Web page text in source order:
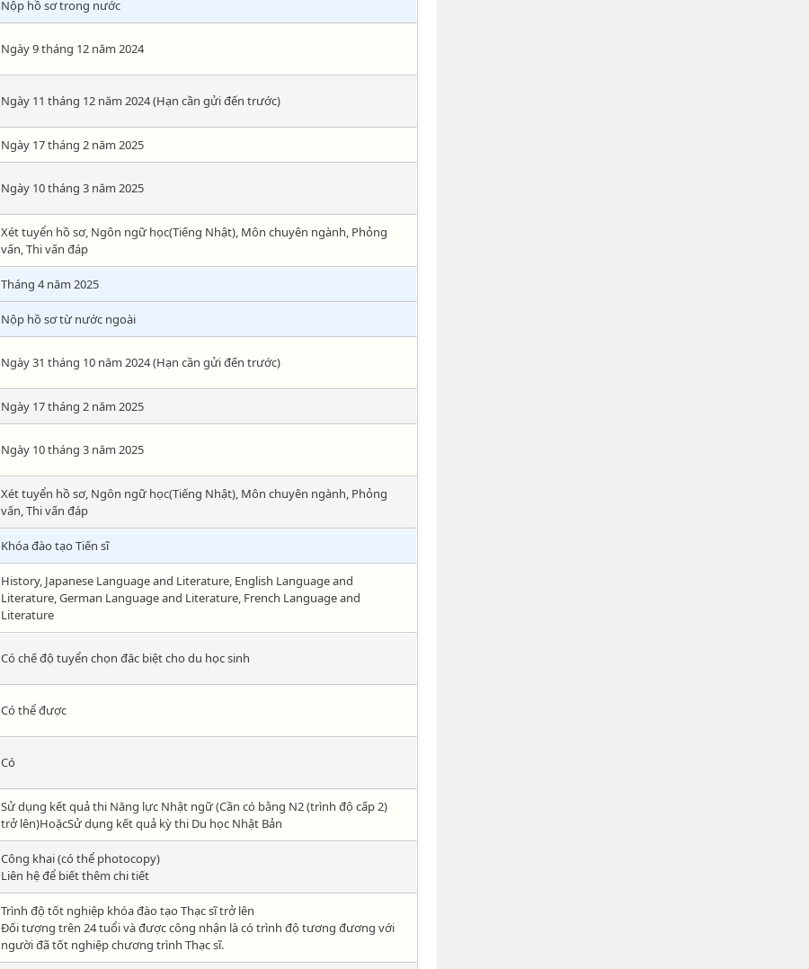
Nộp hồ sơ trong nước
Ngày 9 tháng 12 năm 2024
Ngày 11 tháng 12 năm 2024 (Hạn cần gửi đến trước)
Ngày 17 tháng 2 năm 2025
Ngày 10 tháng 3 năm 2025
Xét tuyển hồ sơ, Ngôn ngữ học(Tiếng Nhật), Môn chuyên ngành, Phỏng
vấn, Thi vấn đáp
Tháng 4 năm 2025
Nộp hồ sơ từ nước ngoài
Ngày 31 tháng 10 năm 2024 (Hạn cần gửi đến trước)
Ngày 17 tháng 2 năm 2025
Ngày 10 tháng 3 năm 2025
Xét tuyển hồ sơ, Ngôn ngữ học(Tiếng Nhật), Môn chuyên ngành, Phỏng
vấn, Thi vấn đáp
Khóa đào tạo Tiến sĩ
History, Japanese Language and Literature, English Language and
Literature, German Language and Literature, French Language and
Literature
Có chế độ tuyển chọn đăc biệt cho du học sinh
Có thể được
Có
Sử dụng kết quả thi Năng lực Nhật ngữ (Cần có bằng N2 (trình độ cấp 2)
trở lên)HoặcSử dụng kết quả kỳ thi Du học Nhật Bản
Công khai (có thể photocopy)
Liên hệ để biết thêm chi tiết
Trình độ tốt nghiệp khóa đào tạo Thạc sĩ trở lên
Đối tượng trên 24 tuổi và được công nhận là có trình độ tương đương với
người đã tốt nghiệp chương trình Thạc sĩ.